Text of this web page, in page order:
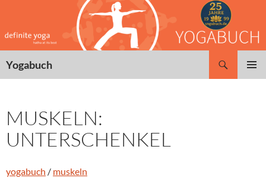
springen
Yogabuch
MUSKELN:
UNTERSCHENKEL
yogabuch / muskeln